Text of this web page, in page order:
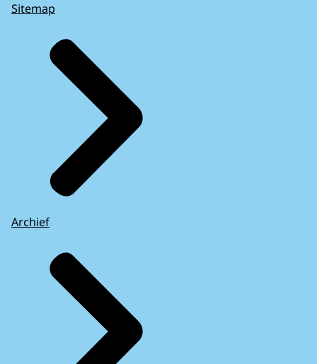
Sitemap
Archief